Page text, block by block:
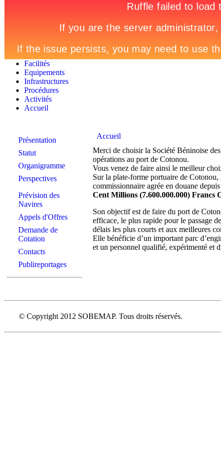
Facilités
Equipements
Infrastructures
Procédures
Activités
Accueil
Présentation
Statut
Organigramme
Perspectives
Prévision des
Navires
Appels d'Offres
Demande de
Cotation
Contacts
Publireportages
Accueil
Merci de choisir la Société Béninoise
opérations au port de Cotonou.
Vous venez de faire ainsi le meilleur
Sur la plate-forme portuaire de
commissionnaire agrée en douane
Cent Millions (7.600.000.000) Francs
Son objectif est de faire du port de
efficace, le plus rapide pour le passage
délais les plus courts et aux meilleures
Elle bénéficie d’un important parc
et un personnel qualifié, expérimenté et
© Copyright 2012 SOBEMAP. Tous droits réservés.